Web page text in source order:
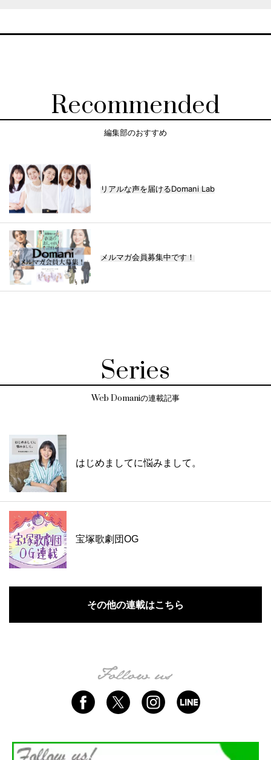
Recommended
編集部のおすすめ
リアルな声を届けるDomani Lab
メルマガ会員募集中です！
Series
Web Domaniの連載記事
はじめましてに悩みまして。
宝塚歌劇団OG
その他の連載はこちら